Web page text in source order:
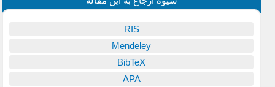
RIS
Mendeley
BibTeX
APA